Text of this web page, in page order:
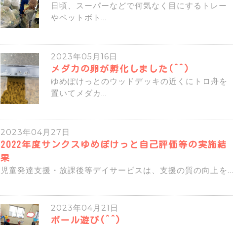
日頃、スーパーなどで何気なく目にするトレー
やペットボト...
2023年05月16日
メダカの卵が孵化しました(^^)
ゆめぽけっとのウッドデッキの近くにトロ舟を
置いてメダカ...
2023年04月27日
2022年度サンクスゆめぽけっと自己評価等の実施結
果
児童発達支援・放課後等デイサービスは、支援の質の向上を...
2023年04月21日
ボール遊び(^^)